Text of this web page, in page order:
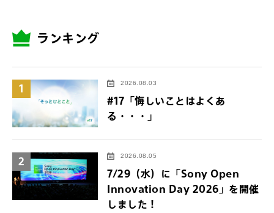
ランキング
1 2026.08.03
#17「悔しいことはよくあ
る・・・」
2 2026.08.05
7/29（水）に「Sony Open
Innovation Day 2026」を開催
しました！